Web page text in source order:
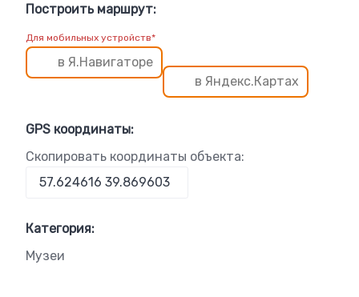
Построить маршрут:
Для мобильных устройств*
в Я.Навигаторе
в Яндекс.Картах
GPS координаты:
Скопировать координаты объекта:
Категория:
Музеи